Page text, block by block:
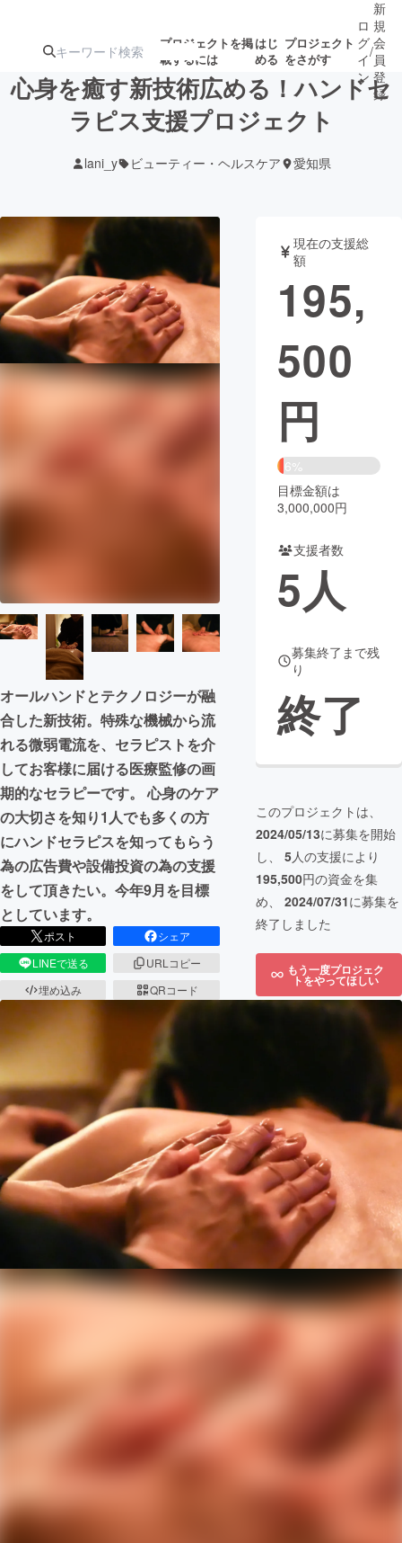
プロジェクトを掲
載するには
はじ
める
プロジェクト
をさがす
ターン
ジェクト
募集終了が近いプ
ロジェクト
されます
アート・写真 音楽
テクノロジー・ガジェット ゲーム・サ
映像・映画
ビジネス・起業
CAMPFIRE Creation
コミュニティ
ロ
グ
イ
ン
/
新
規
会
員
登
録
心身を癒す新技術広める！ハンドセ
ラピス支援プロジェクト
lani_y ビューティー・ヘルスケア 愛知県
オールハンドとテクノロジーが融
合した新技術。特殊な機械から流
れる微弱電流を、セラピストを介
してお客様に届ける医療監修の画
期的なセラピーです。 心身のケア
の大切さを知り1人でも多くの方
にハンドセラピスを知ってもらう
為の広告費や設備投資の為の支援
をして頂きたい。今年9月を目標
としています。
ポスト
シェア
LINEで送る
URLコピー
埋め込み
QRコード
現在の支援総
額
195,
500
円
6%
目標金額は
3,000,000円
支援者数
5人
募集終了まで残
り
終了
このプロジェクトは、
2024/05/13に募集を開始
し、 5人の支援により
195,500円の資金を集
め、 2024/07/31に募集を
終了しました
もう一度プロジェク
トをやってほしい